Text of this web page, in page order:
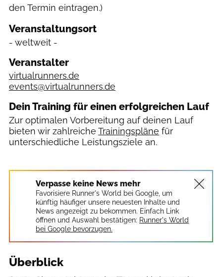
den Termin eintragen.)
Veranstaltungsort
- weltweit -
Veranstalter
virtualrunners.de
events@virtualrunners.de
Dein Training für einen erfolgreichen Lauf
Zur optimalen Vorbereitung auf deinen Lauf
bieten wir zahlreiche Trainingspläne für
unterschiedliche Leistungsziele an.
Verpasse keine News mehr
Favorisiere Runner's World bei Google, um
künftig häufiger unsere neuesten Inhalte und
News angezeigt zu bekommen. Einfach Link
öffnen und Auswahl bestätigen: Runner's World
bei Google bevorzugen.
Überblick